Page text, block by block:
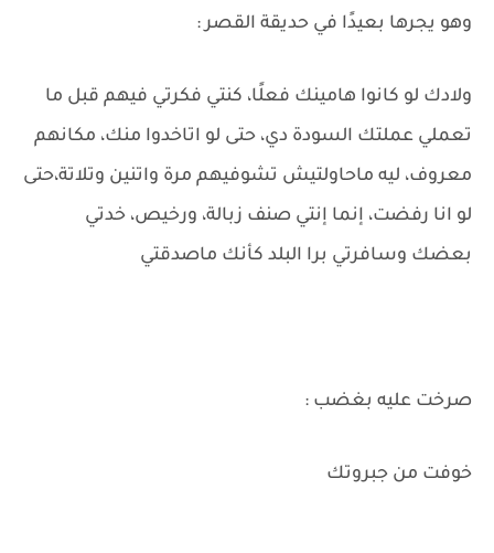
وهو يجرها بعيدًا في حديقة القصر :
ولادك لو كانوا هامينك فعلًا، كنتي فكرتي فيهم قبل ما
تعملي عملتك السودة دي، حتى لو اتاخدوا منك، مكانهم
معروف، ليه ماحاولتيش تشوفيهم مرة واتنين وتلاتة،حتى
لو انا رفضت، إنما إنتي صنف زبالة، ورخيص، خدتي
بعضك وسافرتي برا البلد كأنك ماصدقتي
صرخت عليه بغضب :
خوفت من جبروتك